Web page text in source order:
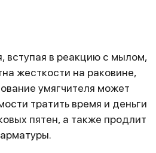
вступая в реакцию с мылом,
жесткости на раковине,
умягчителя может
тратить время и деньги
пятен, а также продлит